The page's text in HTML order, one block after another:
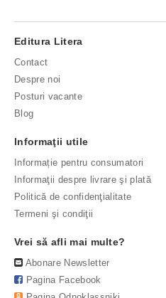
Editura Litera
Contact
Despre noi
Posturi vacante
Blog
Informaţii utile
Informație pentru consumatori
Informaţii despre livrare şi plată
Politică de confidenţialitate
Termeni şi condiţii
Vrei să afli mai multe?
Abonare Newsletter
Pagina Facebook